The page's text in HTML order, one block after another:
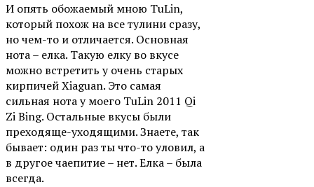
И опять обожаемый мною TuLin,
который похож на все тулини сразу,
но чем-то и отличается. Основная
нота – елка. Такую елку во вкусе
можно встретить у очень старых
кирпичей Xiaguan. Это самая
сильная нота у моего TuLin 2011 Qi
Zi Bing. Остальные вкусы были
преходяще-уходящими. Знаете, так
бывает: один раз ты что-то уловил, а
в другое чаепитие – нет. Елка – была
всегда.